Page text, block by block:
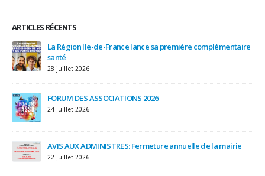
ARTICLES RÉCENTS
La Région Ile-de-France lance sa première complémentaire
santé
28 juillet 2026
FORUM DES ASSOCIATIONS 2026
24 juillet 2026
AVIS AUX ADMINISTRES: Fermeture annuelle de la mairie
22 juillet 2026